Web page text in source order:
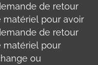
de retour
matériel pour avoir
de retour
matériel pour
ou